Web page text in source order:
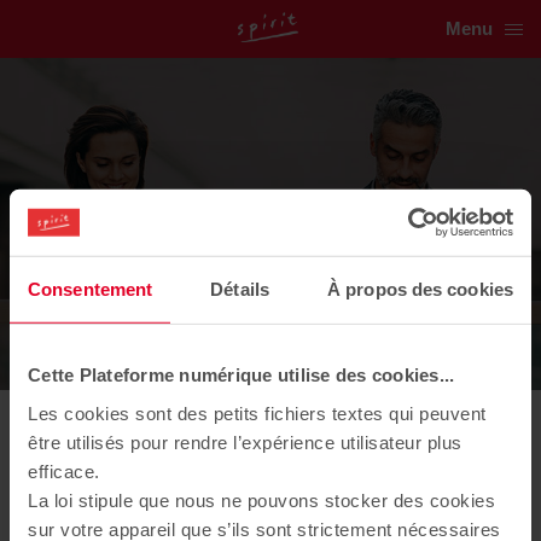
Consentement Détails À propos des cookies
Cette Plateforme numérique utilise des cookies...
Les cookies sont des petits fichiers textes qui peuvent
être utilisés pour rendre l’expérience utilisateur plus
efficace.
La loi stipule que nous ne pouvons stocker des cookies
sur votre appareil que s’ils sont strictement nécessaires
Menu
Découvrez
toutes nos actualités
23/09/2022
[Salon] Les Experts Immobilier